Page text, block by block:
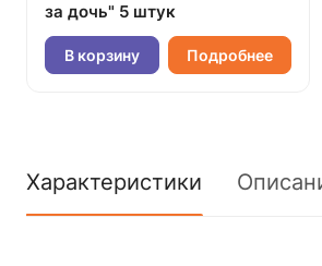
за дочь" 5 штук
В корзину Подробнее
Характеристики